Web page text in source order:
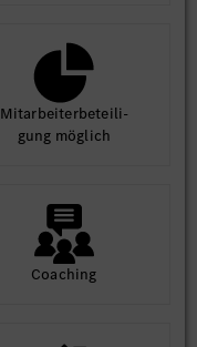
Mit­arbeiter­beteili­
gung möglich
Coaching